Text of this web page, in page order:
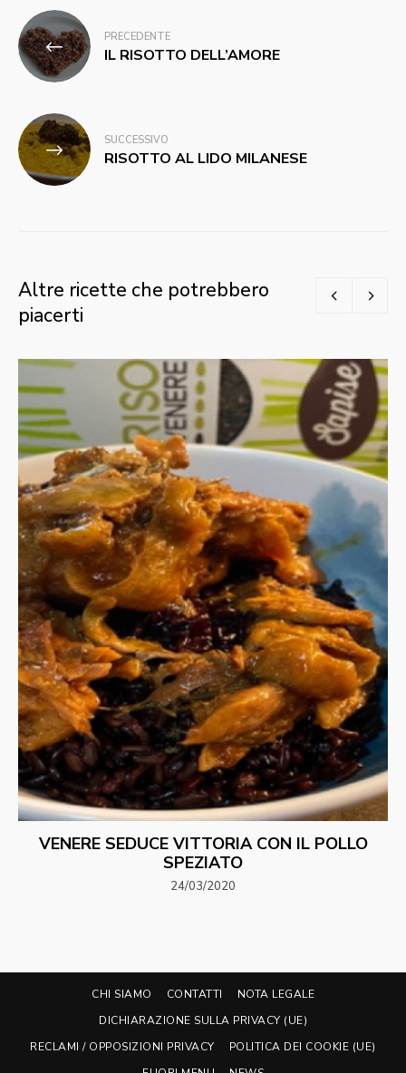
Navigazione
articoli
PRECEDENTE
IL RISOTTO DELL’AMORE
SUCCESSIVO
RISOTTO AL LIDO MILANESE
Altre ricette che potrebbero
piacerti
VENERE SEDUCE VITTORIA CON IL POLLO
SPEZIATO
24/03/2020
CHI SIAMO CONTATTI
NOTA LEGALE
DICHIARAZIONE SULLA PRIVACY (UE)
RECLAMI / OPPOSIZIONI PRIVACY
POLITICA DEI COOKIE (UE)